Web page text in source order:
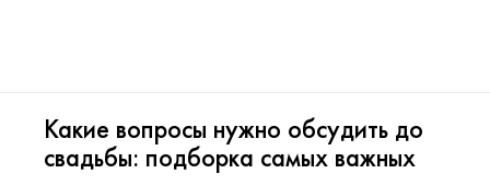
Какие вопросы нужно обсудить до
свадьбы: подборка самых важных